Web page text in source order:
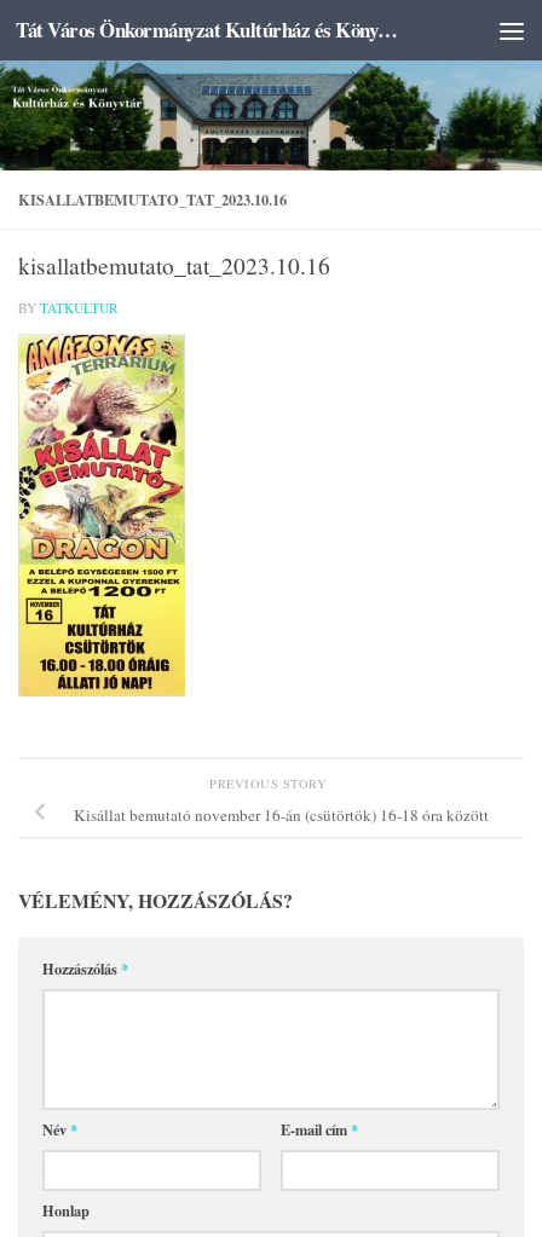
Skip to content Tát Város Önkormányzat Kultúrház és Könyvtár
KISALLATBEMUTATO_TAT_2023.10.16
kisallatbemutato_tat_2023.10.16
BY TATKULTUR
PREVIOUS STORY
Kisállat bemutató november 16-án (csütörtök) 16-18 óra között
VÉLEMÉNY, HOZZÁSZÓLÁS?
Hozzászólás*
Név* E-mail cím*
Honlap